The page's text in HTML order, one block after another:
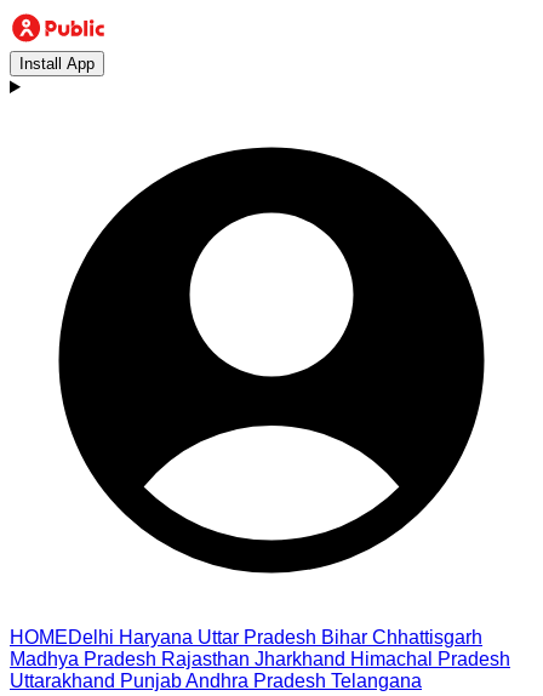
Install App
HOMEDelhi Haryana Uttar Pradesh Bihar Chhattisgarh
Madhya Pradesh Rajasthan Jharkhand Himachal Pradesh
Uttarakhand PunjabAndhra Pradesh Telangana